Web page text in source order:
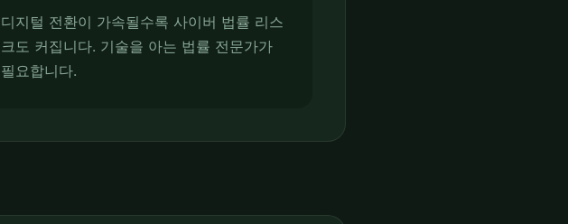
디지털 전환이 가속될수록 사이버 법률 리스
크도 커집니다. 기술을 아는 법률 전문가가
필요합니다.